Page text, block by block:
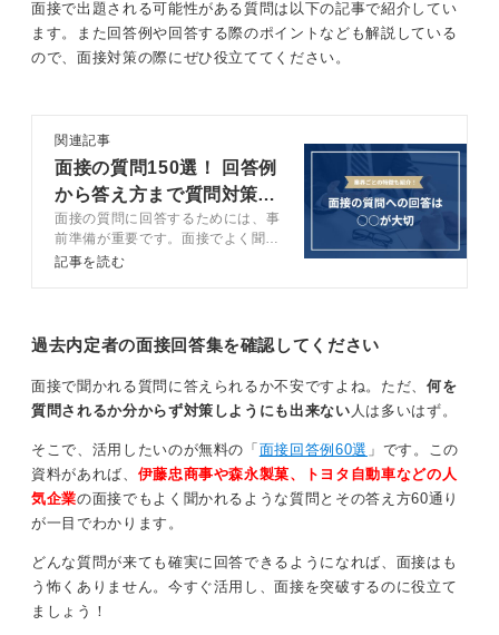
企業側もそれによって採用を決めたり、配属を決めたり
することは考えにくいです。したがってこれは自分のこ
とをアピールする良い機会だととらえ、診断結果を自己
結果より「どう活かすか」を自分の言葉で伝えよ
う！
これらの性格診断は科学的根拠や論理に基づいているわ
けではなく、あくまで自分の性格傾向を知るための「占
かしたい」「チームのなかではこういう貢献ができる」
といったように自己理解を深めたうえで、それをどう仕
事につなげていくかを具体的に答えられるとよいでしょ
う。
タイプを答えるだけでなくそこから一歩進んだ分析を伝
えることが重要です。
0
面接で出題される可能性がある質問は以下の記事で紹介してい
ます。また回答例や回答する際のポイントなども解説している
ので、面接対策の際にぜひ役立ててください。
関連記事
面接の質問150選！ 回答例
から答え方まで質問対策を
完全網羅
面接の質問に回答するためには、事
前準備が重要です。面接でよく聞か
れる質問と回答例に加えて、質問に
対策をしましょう。
記事を読む
過去内定者の面接回答集を確認してください
面接で聞かれる質問に答えられるか不安ですよね。ただ、 何を
質問されるか分からず対策しようにも出来ない 人は多いはず。
そこで、活用したいのが無料の「 面接回答例60選 」です。この
資料があれば、 伊藤忠商事や森永製菓、トヨタ自動車などの人
気企業の面接でもよく聞かれるような質問とその答え方60通り
が一目でわかります。
どんな質問が来ても確実に回答できるようになれば、面接はも
う怖くありません。今すぐ活用し、面接を突破するのに役立て
ましょう！